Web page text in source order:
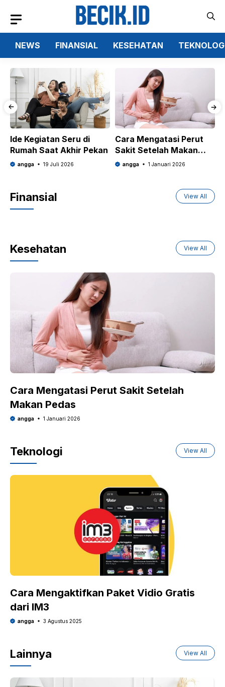
isi
NEWS
FINANSIAL KESEHATAN
Ide Kegiatan Seru di
Rumah Saat Akhir Pekan
angga 19 Juli 2026
Cara Mengatasi Perut
Sakit Setelah Makan
Pedas
angga 1 Januari 2026
Finansial View All
Kesehatan View All
Cara Mengatasi Perut Sakit Setelah
Makan Pedas
angga 1 Januari 2026
Teknologi View All
Cara Mengaktifkan Paket Vidio Gratis
dari IM3
angga 3 Agustus 2025
Lainnya View All